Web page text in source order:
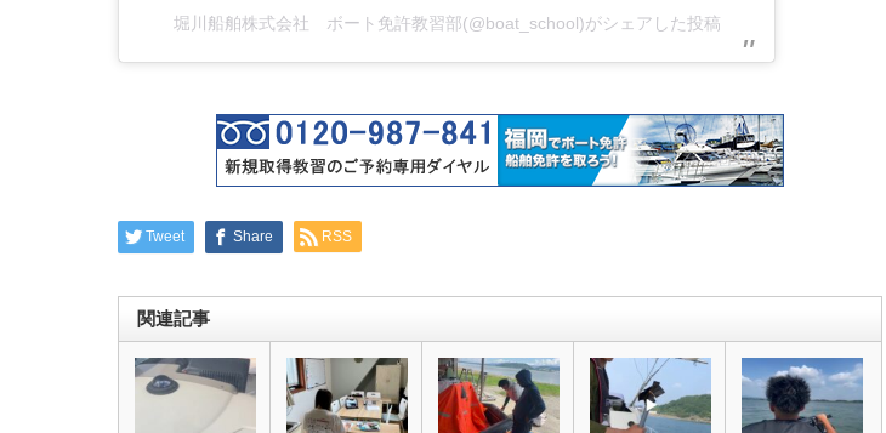
堀川船舶株式会社 ボート免許教習部(@boat_school)がシェアした投稿
Tweet Share RSS
関連記事